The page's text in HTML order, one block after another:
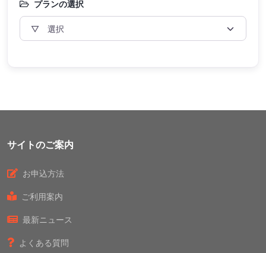
プランの選択
サイトのご案内
お申込方法
ご利用案内
最新ニュース
よくある質問